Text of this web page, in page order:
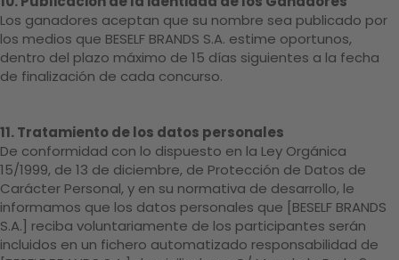
Los ganadores aceptan que su nombre sea publicado por
los medios que BESELF BRANDS S.A. estime oportunos,
dentro del plazo máximo de 15 días siguientes a la fecha
de finalización de cada concurso.
11. Tratamiento de los datos personales
De conformidad con lo dispuesto en la Ley Orgánica
15/1999, de 13 de diciembre, de Protección de Datos de
Carácter Personal, y en su normativa de desarrollo, le
informamos que los datos personales que [BESELF BRANDS
S.A.] reciba voluntariamente de los participantes serán
incluidos en un fichero automatizado responsabilidad de